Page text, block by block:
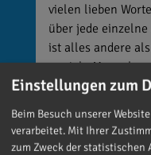
vielen lieben
über jede
ist alles andere
so viele
denken. Umso
Einstellungen zum
Beim Besuch unserer
verarbeitet. Mit Ihrer
zum Zweck der